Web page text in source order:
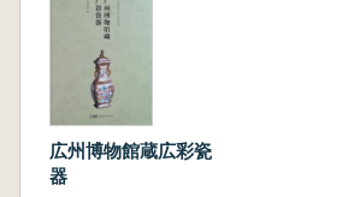
広州博物館蔵広彩瓷
器